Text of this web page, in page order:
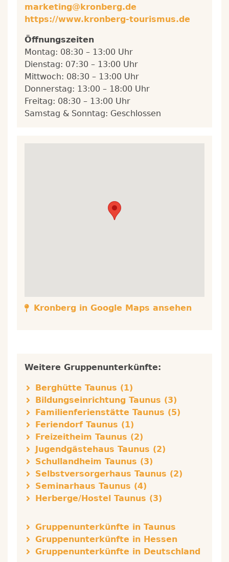
marketing@kronberg.de
https://www.kronberg-tourismus.de
Öffnungszeiten
Montag: 08:30 – 13:00 Uhr
Dienstag: 07:30 – 13:00 Uhr
Mittwoch: 08:30 – 13:00 Uhr
Donnerstag: 13:00 – 18:00 Uhr
Freitag: 08:30 – 13:00 Uhr
Samstag & Sonntag: Geschlossen
Kronberg in Google Maps ansehen
Weitere Gruppenunterkünfte:
Berghütte Taunus (1)
Bildungseinrichtung Taunus (3)
Familienferienstätte Taunus (5)
Feriendorf Taunus (1)
Freizeitheim Taunus (2)
Jugendgästehaus Taunus (2)
Schullandheim Taunus (3)
Selbstversorgerhaus Taunus (2)
Seminarhaus Taunus (4)
Herberge/Hostel Taunus (3)
Gruppenunterkünfte in Taunus
Gruppenunterkünfte in Hessen
Gruppenunterkünfte in Deutschland